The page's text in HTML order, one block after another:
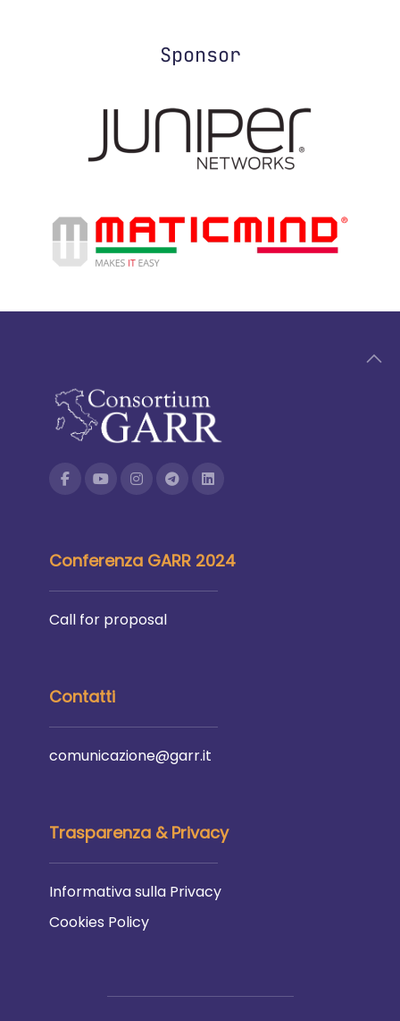
Sponsor
Conferenza GARR 2024
Call for proposal
Contatti
comunicazione@garr.it
Trasparenza & Privacy
Informativa sulla Privacy
Cookies Policy